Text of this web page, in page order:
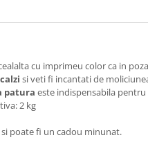
cu imprimeu color ca in
si veti fi incantati de
patura este indispensabila pentru
2 kg
poate fi un cadou minunat.